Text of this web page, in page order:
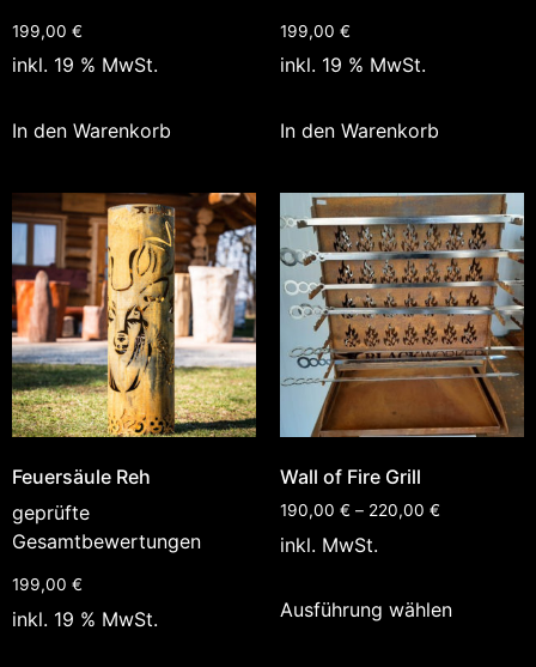
199,00 €
inkl. 19 % MwSt.
In den Warenkorb
199,00 €
inkl. 19 % MwSt.
In den Warenkorb
Feuersäule Reh
geprüfte
Gesamtbewertungen
199,00 €
inkl. 19 % MwSt.
Wall of Fire Grill
190,00 € – 220,00 €
inkl. MwSt.
Ausführung wählen